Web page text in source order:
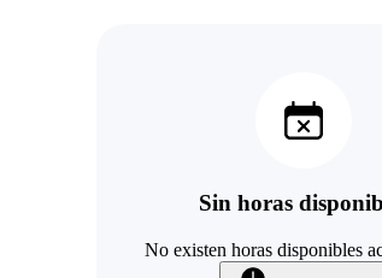
Sin horas
No existen horas disponibles